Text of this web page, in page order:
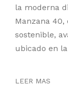
la moderna
Manzana
sostenible,
ubicado en
LEER MAS